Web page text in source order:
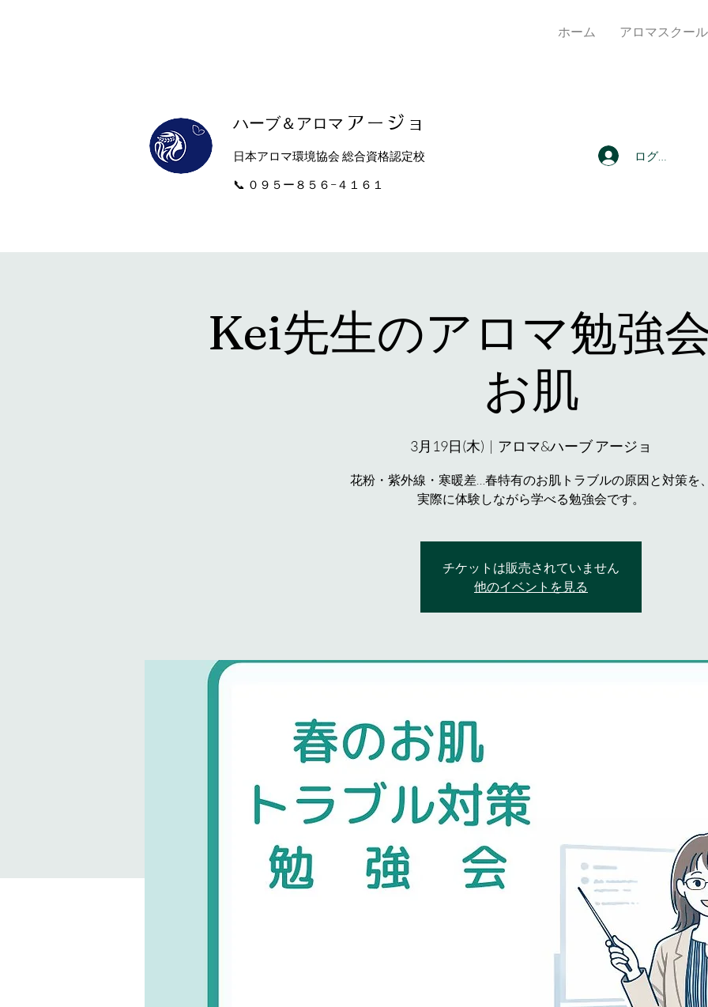
ホーム アロマスクール
ハーブ＆アロマ アー ジョ
​日本アロマ環境協会 総合資格認定校
ログイン
​📞 ０９５ー８５６−４１６１
Kei先生のアロマ勉強
お肌
3月19日(木)
  |
アロマ&ハーブ アージョ
花粉・紫外線・寒暖差…春特有のお肌トラブルの原因と対策を
実際に体験しながら学べる勉強会です。
チケットは販売されていません
他のイベントを見る